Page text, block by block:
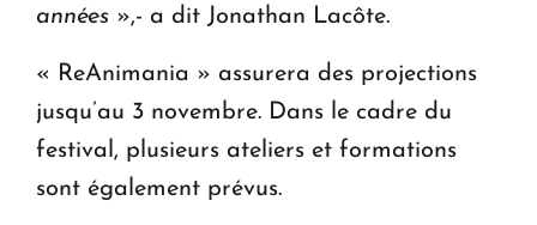
années »,- a dit Jonathan Lacôte.
« ReAnimania » assurera des projections
jusqu’au 3 novembre. Dans le cadre du
festival, plusieurs ateliers et formations
sont également prévus.